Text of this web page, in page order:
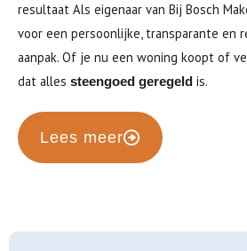
resultaat Als eigenaar van Bij Bosch
voor een persoonlijke, transparante en
aanpak. Of je nu een woning koopt of
dat alles steengoed geregeld is.
Lees meer